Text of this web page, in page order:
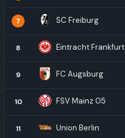
7 SC Freiburg
8 Eintracht Frankfurt
9 FC Augsburg
10 FSV Mainz 05
11 Union Berlin